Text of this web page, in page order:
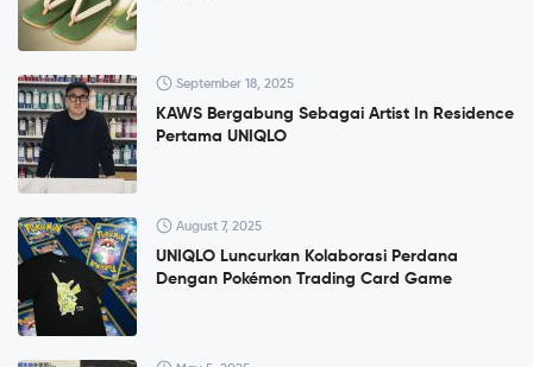
September 18, 2025
KAWS Bergabung Sebagai Artist In Residence
Pertama UNIQLO
August 7, 2025
UNIQLO Luncurkan Kolaborasi Perdana
Dengan Pokémon Trading Card Game